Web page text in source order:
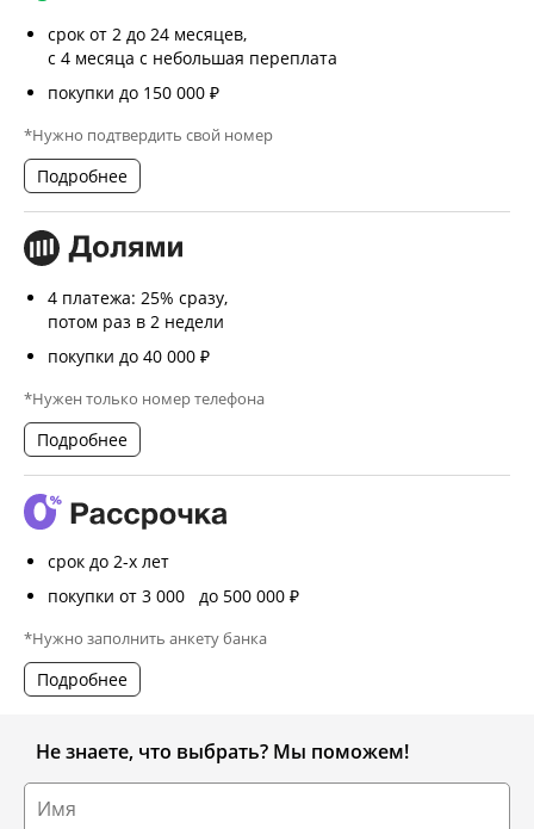
срок от 2 до 24 месяцев,
с 4 месяца с небольшая переплата
покупки до 150 000 ₽
*Нужно подтвердить свой номер
Подробнее
4 платежа: 25% сразу,
потом раз в 2 недели
покупки до 40 000 ₽
*Нужен только номер телефона
Подробнее
срок до 2-х лет
покупки от 3 000 до 500 000 ₽
*Нужно заполнить анкету банка
Подробнее
Не знаете, что выбрать? Мы поможем!